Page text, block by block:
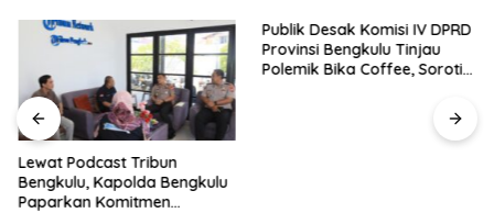
Lewat Podcast Tribun
Bengkulu, Kapolda Bengkulu
Paparkan Komitmen
Publik Desak Komisi IV DPRD
Provinsi Bengkulu Tinjau
Polemik Bika Coffee, Soroti